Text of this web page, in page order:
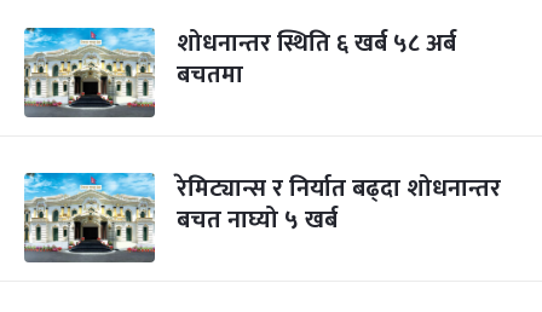
शोधनान्तर स्थिति ६ खर्ब ५८ अर्ब
बचतमा
रेमिट्यान्स र निर्यात बढ्दा शोधनान्तर
बचत नाघ्यो ५ खर्ब